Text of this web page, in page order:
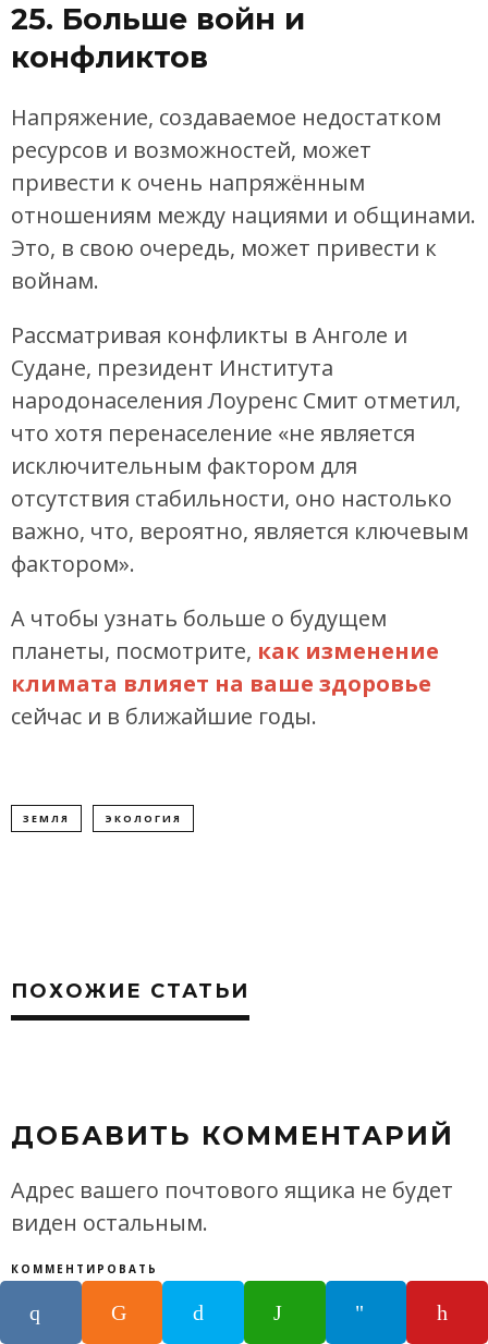
25. Больше войн и
конфликтов
Напряжение, создаваемое недостатком
ресурсов и возможностей, может
привести к очень напряжённым
отношениям между нациями и общинами.
Это, в свою очередь, может привести к
войнам.
Рассматривая конфликты в Анголе и
Судане, президент Института
народонаселения Лоуренс Смит отметил,
что хотя перенаселение «не является
исключительным фактором для
отсутствия стабильности, оно настолько
важно, что, вероятно, является ключевым
фактором».
А чтобы узнать больше о будущем
планеты, посмотрите, как изменение
климата влияет на ваше здоровье
сейчас и в ближайшие годы.
ЗЕМЛЯ ЭКОЛОГИЯ
ПОХОЖИЕ СТАТЬИ
ДОБАВИТЬ КОММЕНТАРИЙ
Адрес вашего почтового ящика не будет
виден остальным.
КОММЕНТИРОВАТЬ